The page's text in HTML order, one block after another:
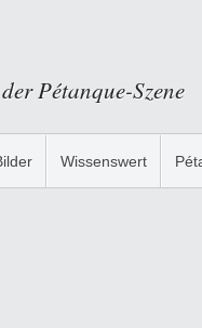
Pétanque-Szene
Wissenswert